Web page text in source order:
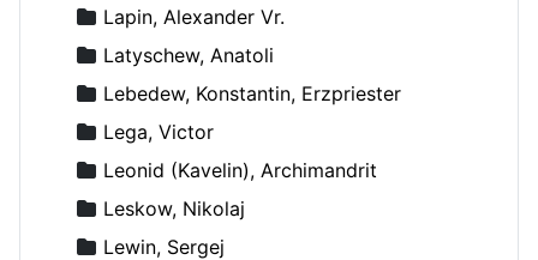
Lapin, Alexander Vr.
Latyschew, Anatoli
Lebedew, Konstantin, Erzpriester
Lega, Victor
Leonid (Kavelin), Archimandrit
Leskow, Nikolaj
Lewin, Sergej